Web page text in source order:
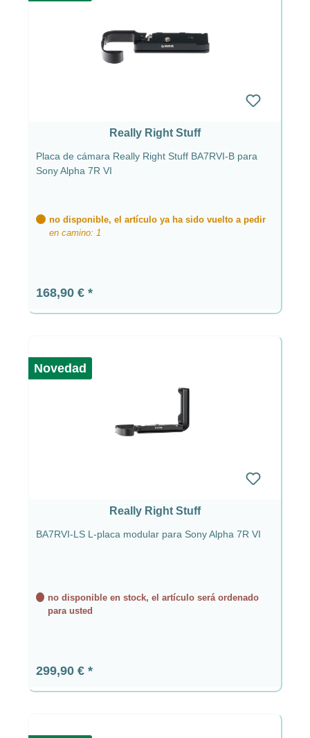
Really Right Stuff
Placa de cámara Really Right Stuff BA7RVI-B para
Sony Alpha 7R VI
no disponible, el artículo ya ha sido vuelto a pedir
en camino: 1
Precio normal:
168,90 €
Novedad
Really Right Stuff
BA7RVI-LS L-placa modular para Sony Alpha 7R VI
no disponible en stock, el artículo será ordenado
para usted
Precio normal:
299,90 €